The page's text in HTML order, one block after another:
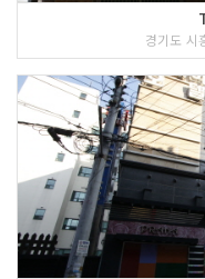
경기도 시